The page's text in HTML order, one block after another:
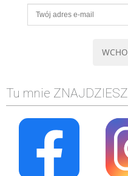
Tu mnie ZNAJDZIESZ